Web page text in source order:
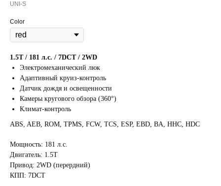
UNI-S
Color
1.5T / 181 л.с. / 7DCT / 2WD
Электромеханический люк
Адаптивный круиз-контроль
Датчик дождя и освещенности
Камеры кругового обзора (360°)
Климат-контроль
ABS, AEB, ROM, TPMS, FCW, TCS, ESP, EBD, BA, HHC, HDC
Мощность: 181 л.с.
Двигатель: 1.5T
Привод: 2WD (перердний)
КПП: 7DCT